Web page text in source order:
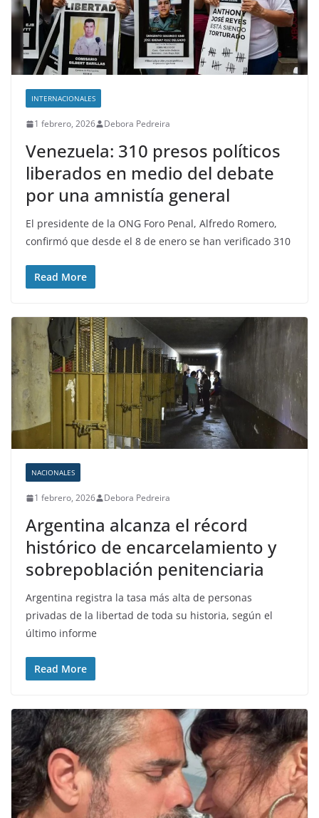
INTERNACIONALES
1 febrero, 2026 Debora Pedreira
Venezuela: 310 presos políticos
liberados en medio del debate
por una amnistía general
El presidente de la ONG Foro Penal, Alfredo Romero,
confirmó que desde el 8 de enero se han verificado 310
Read More
NACIONALES
1 febrero, 2026 Debora Pedreira
Argentina alcanza el récord
histórico de encarcelamiento y
sobrepoblación penitenciaria
Argentina registra la tasa más alta de personas
privadas de la libertad de toda su historia, según el
último informe
Read More